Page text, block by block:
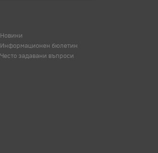
Новини
Информационен бюлетин
Често задавани въпроси